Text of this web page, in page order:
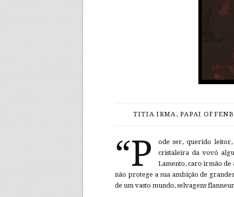
TITIA IRMA, PAPAI
“P
ode ser, querido leitor,
cristaleira da vovó
Lamento, caro irmão de
não protege a sua ambição de
de um vasto mundo, selvagens